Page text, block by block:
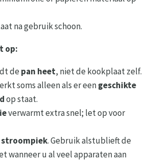
na gebruik schoon.
op:
de pan heet, niet de kookplaat zelf.
soms alleen als er eengeschikte
op staat.
verwarmt extra snel; let op voor
stroompiek. Gebruik alstublieft de
wanneer u al veel apparaten aan